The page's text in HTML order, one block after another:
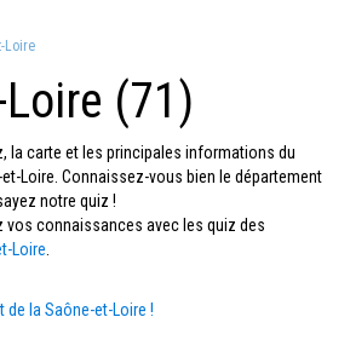
Loire
(71)
la carte et les principales informations du
Loire. Connaissez-vous bien le département
notre quiz !
vos connaissances avec les quiz des
Loire
de la Saône-et-Loire !